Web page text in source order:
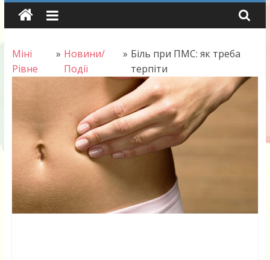
Skip
Міні
Рівне
» Новини/
Події
» Біль при ПМС: як треба
терпіти